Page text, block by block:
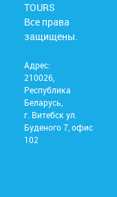
TOURS
Все права
защищены.
Адрес:
210026,
Республика
Беларусь,
г. Витебск ул.
Буденого 7, офис
102